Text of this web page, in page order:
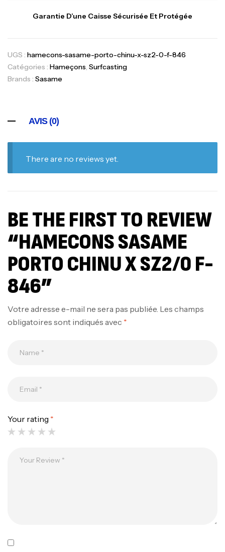
Garantie D’une Caisse Sécurisée Et Protégée
UGS : hamecons-sasame-porto-chinu-x-sz2-0-f-846
Catégories : Hameçons, Surfcasting
Brands : Sasame
AVIS (0)
There are no reviews yet.
BE THE FIRST TO REVIEW
“HAMECONS SASAME
PORTO CHINU X SZ2/0 F-
846”
Votre adresse e-mail ne sera pas publiée. Les champs
obligatoires sont indiqués avec *
Your rating *
1.83m 120/250gr 30kg
Bagagerie